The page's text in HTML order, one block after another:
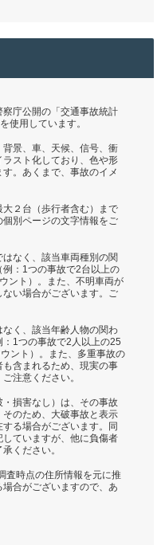
察庁公開の「交通事故統計
使用しています。
背景、車、天候、信号、衝
スト化しており、色や形
。あくまで、事故のイメ
大２台（歩行者含む）まで
別ページの文字情報をご
はなく、該当車両種別の関
：1つの事故で2台以上の
ント）。また、不明車両が
い場合がございます。ご
なく、該当年齢人物の関わ
1つの事故で2人以上の25
ント）。また、多重事故の
含まれるため、現実の事
注意ください。
・損害なし）は、その事故
のため、大破事故と表示
る場合がございます。同
ていますが、他に負傷者
ください。
査時点の住所情報を元に推
合がございますので、あ